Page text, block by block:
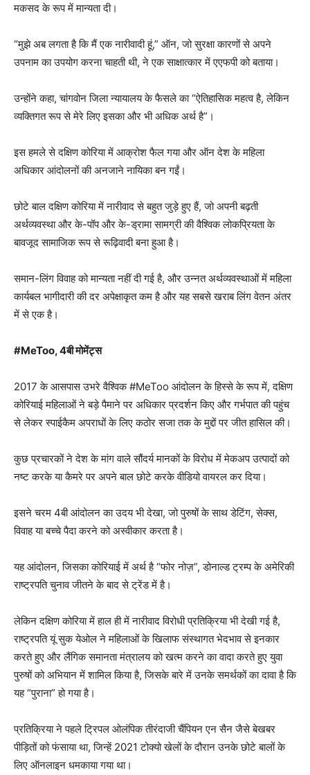
मकसद के रूप में मान्यता दी।
“मुझे अब लगता है कि मैं एक नारीवादी हूं,” ऑन, जो सुरक्षा कारणों से अपने
उपनाम का उपयोग करना चाहती थी, ने एक साक्षात्कार में एएफपी को बताया।
उन्होंने कहा, चांगवोन जिला न्यायालय के फैसले का “ऐतिहासिक महत्व है, लेकिन
व्यक्तिगत रूप से मेरे लिए इसका और भी अधिक अर्थ है”।
इस हमले से दक्षिण कोरिया में आक्रोश फैल गया और ऑन देश के महिला
अधिकार आंदोलनों की अनजाने नायिका बन गईं।
छोटे बाल दक्षिण कोरिया में नारीवाद से बहुत जुड़े हुए हैं, जो अपनी बढ़ती
अर्थव्यवस्था और के-पॉप और के-ड्रामा सामग्री की वैश्विक लोकप्रियता के
बावजूद सामाजिक रूप से रूढ़िवादी बना हुआ है।
समान-लिंग विवाह को मान्यता नहीं दी गई है, और उन्नत अर्थव्यवस्थाओं में महिला
कार्यबल भागीदारी की दर अपेक्षाकृत कम है और यह सबसे खराब लिंग वेतन अंतर
में से एक है।
#MeToo, 4बी मोमेंट्स
2017 के आसपास उभरे वैश्विक #MeToo आंदोलन के हिस्से के रूप में, दक्षिण
कोरियाई महिलाओं ने बड़े पैमाने पर अधिकार प्रदर्शन किए और गर्भपात की पहुंच
से लेकर स्पाईकैम अपराधों के लिए कठोर सजा तक के मुद्दों पर जीत हासिल की।
कुछ प्रचारकों ने देश के मांग वाले सौंदर्य मानकों के विरोध में मेकअप उत्पादों को
नष्ट करके या कैमरे पर अपने बाल छोटे करके वीडियो वायरल कर दिया।
इसने चरम 4बी आंदोलन का उदय भी देखा, जो पुरुषों के साथ डेटिंग, सेक्स,
विवाह या बच्चे पैदा करने को अस्वीकार करता है।
यह आंदोलन, जिसका कोरियाई में अर्थ है “फोर नोज़”, डोनाल्ड ट्रम्प के अमेरिकी
राष्ट्रपति चुनाव जीतने के बाद से ट्रेंड में है।
लेकिन दक्षिण कोरिया में हाल ही में नारीवाद विरोधी प्रतिक्रिया भी देखी गई है,
राष्ट्रपति यूं सुक येओल ने महिलाओं के खिलाफ संस्थागत भेदभाव से इनकार
करते हुए और लैंगिक समानता मंत्रालय को खत्म करने का वादा करते हुए युवा
पुरुषों को अभियान में शामिल किया है, जिसके बारे में उनके समर्थकों का दावा है कि
यह “पुराना” हो गया है।
प्रतिक्रिया ने पहले ट्रिपल ओलंपिक तीरंदाजी चैंपियन एन सैन जैसे बेखबर
पीड़ितों को फंसाया था, जिन्हें 2021 टोक्यो खेलों के दौरान उनके छोटे बालों के
लिए ऑनलाइन धमकाया गया था।